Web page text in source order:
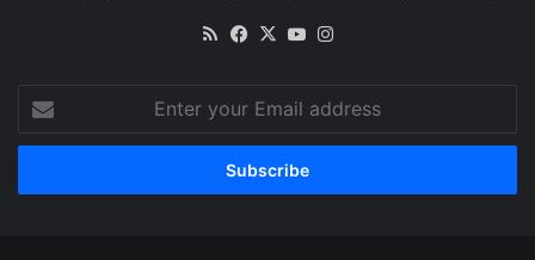
RSS Facebook
X YouTube
your
Email